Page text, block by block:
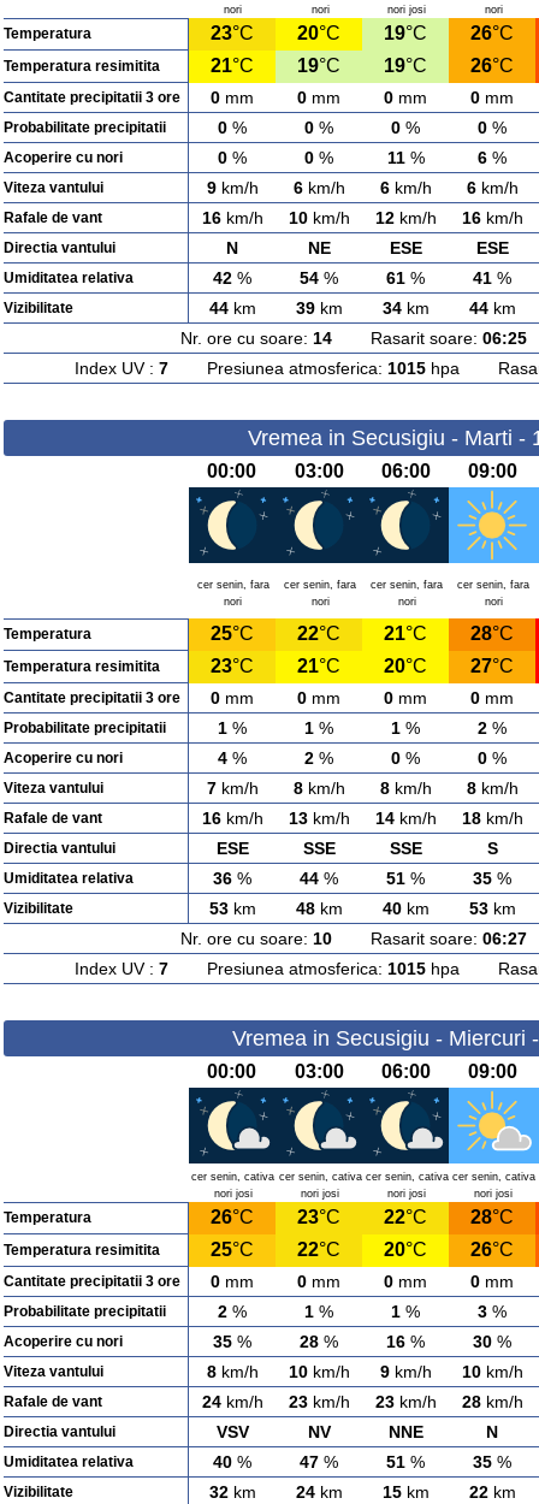
nori
nori
nori josi
nori
Temperatura 23°C 20°C 19°C 26°C
Temperatura resimitita 21°C 19°C 19°C 26°C
Cantitate precipitatii 3 ore 0 mm 0 mm 0 mm 0 mm
Probabilitate precipitatii 0 % 0 % 0 % 0 %
Acoperire cu nori 0 % 0 % 11% 6 %
Viteza vantului 9km/h 6km/h 6km/h 6km/h
Rafale de vant 16km/h 10km/h 12km/h 16km/h
Directia vantului N NE ESE ESE
Umiditatea relativa 42 % 54 % 61 % 41 %
Vizibilitate 44km 39km 34km 44km
Nr. ore cu soare: 14Rasarit soare: 06:25
Index UV : 7Presiunea atmosferica: 1015hpa
Vremea in Secusigiu - Marti -
00:00 03:00 06:00 09:00
cer senin, fara
nori
cer senin, fara
nori
cer senin, fara
nori
cer senin, fara
nori
Temperatura 25°C 22°C 21°C 28°C
Temperatura resimitita 23°C 21°C 20°C 27°C
Cantitate precipitatii 3 ore 0 mm 0 mm 0 mm 0 mm
Probabilitate precipitatii 1 % 1 % 1 % 2 %
Acoperire cu nori 4 % 2 % 0 % 0 %
Viteza vantului 7km/h 8km/h 8km/h 8km/h
Rafale de vant 16km/h 13km/h 14km/h 18km/h
Directia vantului ESE SSE SSE S
Umiditatea relativa 36 % 44 % 51 % 35 %
Vizibilitate 53km 48km 40km 53km
Nr. ore cu soare: 10Rasarit soare: 06:27
Index UV : 7Presiunea atmosferica: 1015hpa
Vremea in Secusigiu - Miercuri
00:00 03:00 06:00 09:00
cer senin, cativa
nori josi
cer senin, cativa
nori josi
cer senin, cativa
nori josi
cer senin, cativa
nori josi
Temperatura 26°C 23°C 22°C 28°C
Temperatura resimitita 25°C 22°C 20°C 26°C
Cantitate precipitatii 3 ore 0 mm 0 mm 0 mm 0 mm
Probabilitate precipitatii 2 % 1 % 1 % 3 %
Acoperire cu nori 35 % 28 % 16 % 30 %
Viteza vantului 8km/h 10km/h 9km/h 10km/h
Rafale de vant 24km/h 23km/h 23km/h 28km/h
Directia vantului VSV NV NNE N
Umiditatea relativa 40 % 47 % 51 % 35 %
Vizibilitate 32km 24km 15km 22km